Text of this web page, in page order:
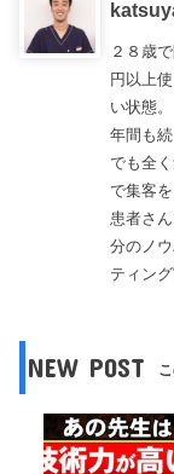
２８歳
円以上
い状態
年間も
でも全
で集客
患者さ
分のノ
ティング
NEW POST